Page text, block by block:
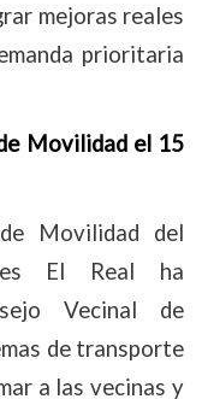
mejoras reales
prioritaria
Movilidad el 15
Movilidad del
El Real ha
Vecinal de
de transporte
a las vecinas y